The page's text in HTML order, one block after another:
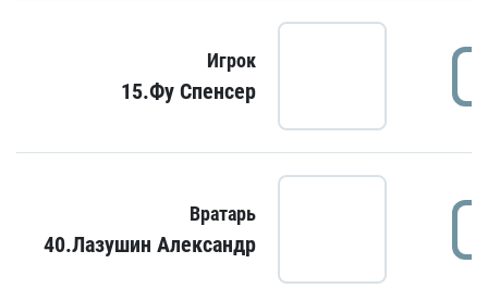
Игрок
15.Фу Спенсер
Вратарь
40.Лазушин Александр